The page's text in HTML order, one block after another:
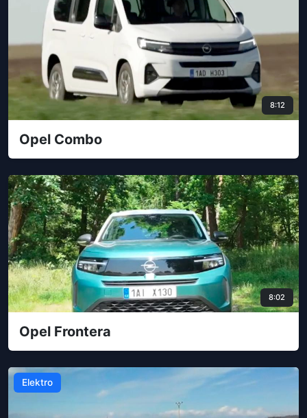
8:12
Opel Combo
8:02
Opel Frontera
Elektro